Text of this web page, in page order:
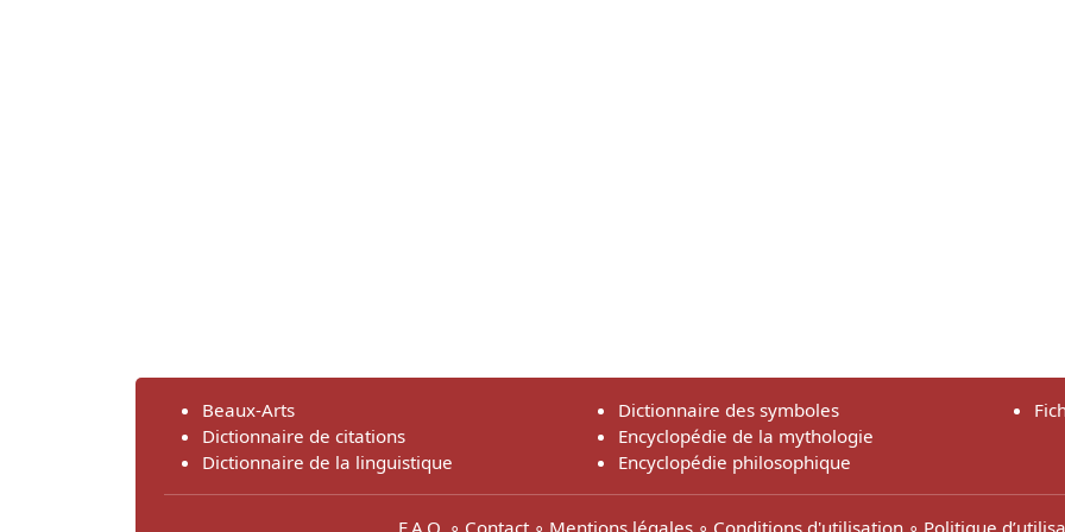
Beaux-Arts
Dictionnaire de citations
Dictionnaire de la linguistique
Dictionnaire des symboles
Encyclopédie de la mythologie
Encyclopédie philosophique
F.A.Q. ∘ Contact∘ Mentions légales∘ Conditions d'utilisation∘ Politique